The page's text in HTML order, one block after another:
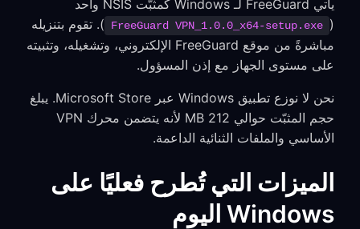
يأتي FreeGuard لـ Windows كمثبّت NSIS واحد
(
FreeGuard VPN_1.0.0_x64-setup.exe
). تقوم بتنزيله
مباشرةً من موقع FreeGuard الإلكتروني، وتشغيله، وتثبيته
على مستوى الجهاز مع إذن المسؤول.
نحن لا نوزع تطبيق Windows عبر Microsoft Store. يبلغ
حجم المثبّت حوالي 212 MB لأنه يتضمن محرك VPN
الأساسي والملفات الثنائية الداعمة.
الميزات التي تُطرح فعليًا على
Windows اليوم